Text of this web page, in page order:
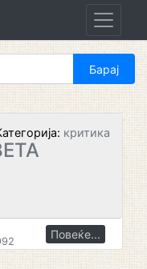
критика
Повеќе...